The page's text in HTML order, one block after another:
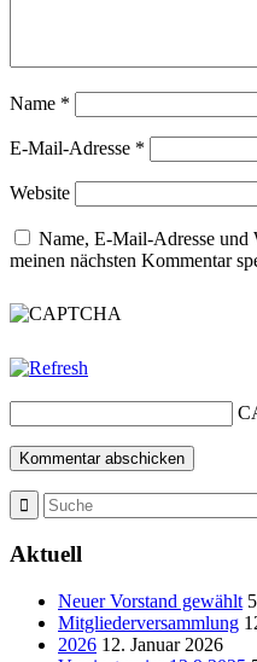
Name *
E-Mail-Adresse *
Website
Name, E-Mail-Adresse und
meinen nächsten Kommentar
Aktuell
Neuer Vorstand gewählt
Mitgliederversammlung
2026 12. Januar 2026